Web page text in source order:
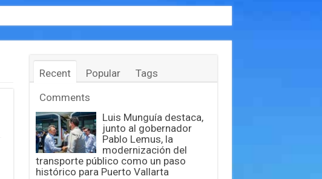
Recent Popular
Tags
Comments
Luis Munguía destaca,
junto al gobernador
Pablo Lemus, la
modernización del
transporte público como un paso
histórico para Puerto Vallarta